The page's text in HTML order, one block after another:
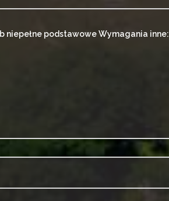
niepełne podstawowe Wymagania inne: